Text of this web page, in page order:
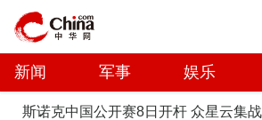
新闻 军事 娱乐
斯诺克中国公开赛8日开杆 众星云集